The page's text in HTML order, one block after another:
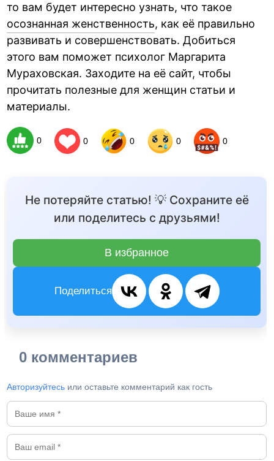
то вам будет интересно узнать, что такое
осознанная женственность, как её правильно
развивать и совершенствовать. Добиться
этого вам поможет психолог Маргарита
Мураховская. Заходите на её сайт, чтобы
прочитать полезные для женщин статьи и
материалы.
0 0 0 0 0
Не потеряйте статью! 💡 Сохраните её
или поделитесь с друзьями!
В избранное
Поделиться
0 комментариев
Авторизуйтесь или оставьте комментарий как гость